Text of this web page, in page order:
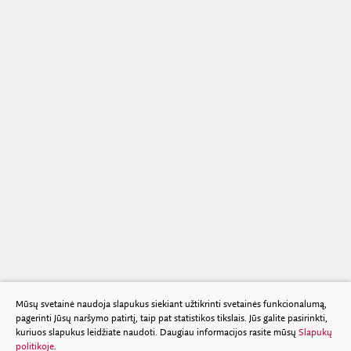
Mūsų svetainė naudoja slapukus siekiant užtikrinti svetainės funkcionalumą,
pagerinti Jūsų naršymo patirtį, taip pat statistikos tikslais. Jūs galite pasirinkti,
kuriuos slapukus leidžiate naudoti. Daugiau informacijos rasite mūsų Slapukų
politikoje.